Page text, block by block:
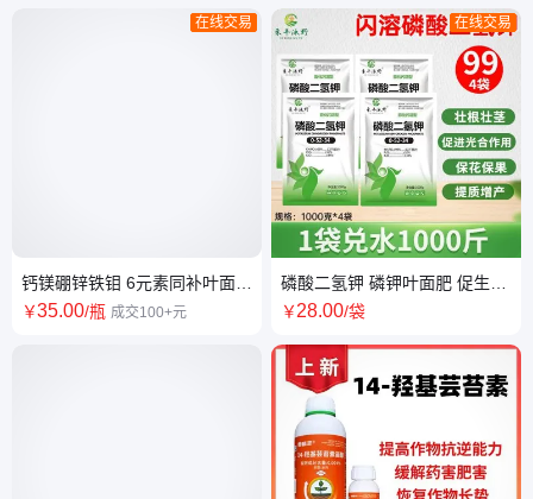
在线交易
钙镁硼锌铁钼 6元素同补叶面肥
膨大果实 着色增甜
￥35.00/瓶 成交100+元
在线交易
磷酸二氢钾 磷钾叶面肥 促生根
易溶解 厂家直供现货速发
￥28.00/袋